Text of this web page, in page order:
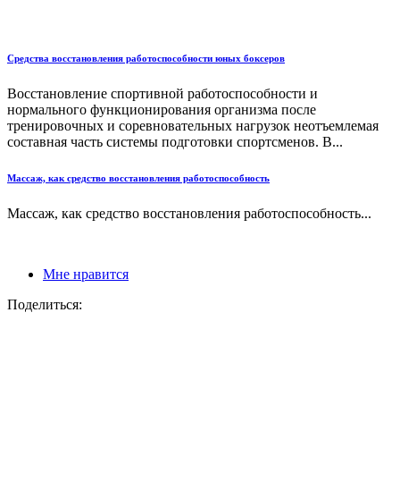
Средства восстановления работоспособности юных боксеров
Восстановление спортивной работоспособности и
нормального функционирования организма после
тренировочных и соревновательных нагрузок неотъемлемая
составная часть системы подготовки спортсменов. В...
Массаж, как средство восстановления работоспособность
Массаж, как средство восстановления работоспособность...
Мне нравится
Поделиться: